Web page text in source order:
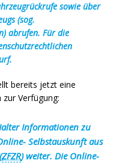
sowie über
(sog.
abrufen. Für die
bereits jetzt eine
Verfügung:
Informationen zu
Selbstauskunft aus
ZFZR) weiter. Die Online-